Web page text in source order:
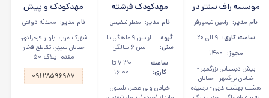
موسسه راف سنتر در
اصفهاننام مدیر: رامین تیمورفر
ساعت کاری: ۹ الی ۲۰
مجوز: ۱۴۰۰
پیش دبستانی بزرگمهر -
خیابان بزرگمهر - خیابان
هشت بهشت غربی - نرسیده
مهدکودک فرشته
های کوچک در جردن
نام مدیر: منظر شفیعی
گروه
سنی:
از سن ۹ ماهگی تا
سن ۶ سالگی
ساعت
کاری:
۷:۳۰ تا
۱۶:۰۰
خیابان ولی عصر، نلسون
مهدکودک و پیش
دبستانی قصر سپهر
در شهرک غرب
نام مدیر: محدثه دولتی
شهرک غرب، بلوار فرحزادی،
خیابان سپهر، تقاطع فخار
مقدم، پلاک ۵۰
۰۹۱۲۸۵۹۶۹۸۷